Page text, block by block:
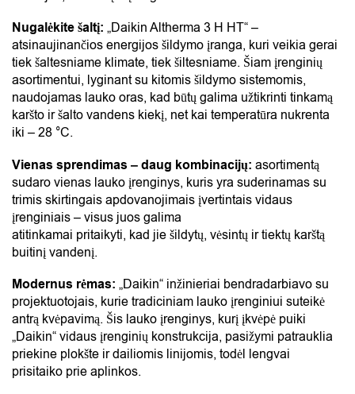
Nugalėkite šaltį: „Daikin Altherma 3 H HT“ –
atsinaujinančios energijos šildymo įranga, kuri veikia gerai
tiek šaltesniame klimate, tiek šiltesniame. Šiam įrenginių
asortimentui, lyginant su kitomis šildymo sistemomis,
naudojamas lauko oras, kad būtų galima užtikrinti tinkamą
karšto ir šalto vandens kiekį, net kai temperatūra nukrenta
iki – 28 °C.
Vienas sprendimas – daug kombinacijų: asortimentą
sudaro vienas lauko įrenginys, kuris yra suderinamas su
trimis skirtingais apdovanojimais įvertintais vidaus
įrenginiais – visus juos galima
atitinkamai pritaikyti, kad jie šildytų, vėsintų ir tiektų karštą
buitinį vandenį.
Modernus rėmas: „Daikin“ inžinieriai bendradarbiavo su
projektuotojais, kurie tradiciniam lauko įrenginiui suteikė
antrą kvėpavimą. Šis lauko įrenginys, kurį įkvėpė puiki
„Daikin“ vidaus įrenginių konstrukcija, pasižymi patrauklia
priekine plokšte ir dailiomis linijomis, todėl lengvai
prisitaiko prie aplinkos.